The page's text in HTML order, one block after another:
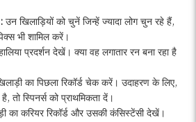
उन खिलाड़ियों को चुनें जिन्हें ज्यादा लोग चुन रहे हैं,
भी शामिल करें।
प्रदर्शन देखें। क्या वह लगातार रन बना रहा है
का पिछला रिकॉर्ड चेक करें। उदाहरण के लिए,
तो स्पिनर्स को प्राथमिकता दें।
का करियर रिकॉर्ड और उसकी कंसिस्टेंसी देखें।